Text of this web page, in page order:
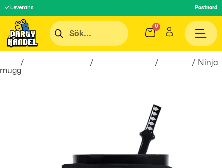
✓ Leverans Postnord
/ / /
/ Ninja
mugg